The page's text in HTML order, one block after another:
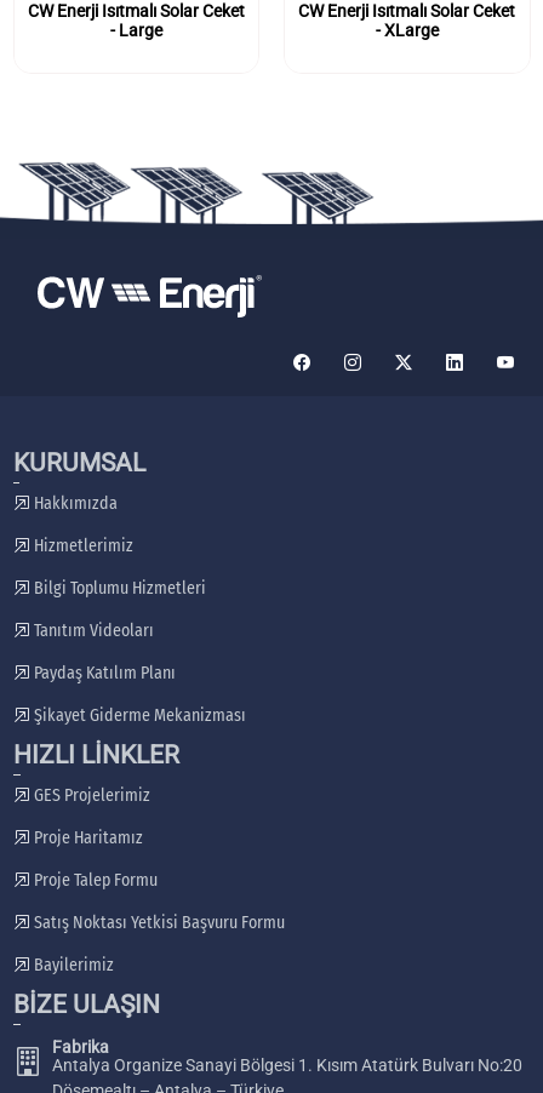
CW Enerji Isıtmalı Solar Ceket
- Large
CW Enerji Isıtmalı Solar Ceket
- XLarge
KURUMSAL
Hakkımızda
Hizmetlerimiz
Bilgi Toplumu Hizmetleri
Tanıtım Videoları
Paydaş Katılım Planı
Şikayet Giderme Mekanizması
HIZLI LİNKLER
GES Projelerimiz
Proje Haritamız
Proje Talep Formu
Satış Noktası Yetkisi Başvuru Formu
Bayilerimiz
BİZE ULAŞIN
Fabrika
Antalya Organize Sanayi Bölgesi 1. Kısım Atatürk Bulvarı No:20